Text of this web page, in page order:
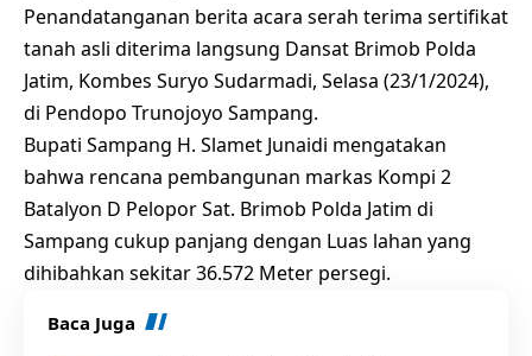
Penandatanganan berita acara serah terima sertifikat
tanah asli diterima langsung Dansat Brimob Polda
Jatim, Kombes Suryo Sudarmadi, Selasa (23/1/2024),
di Pendopo Trunojoyo Sampang.
Bupati Sampang H. Slamet Junaidi mengatakan
bahwa rencana pembangunan markas Kompi 2
Batalyon D Pelopor Sat. Brimob Polda Jatim di
Sampang cukup panjang dengan Luas lahan yang
dihibahkan sekitar 36.572 Meter persegi.
Baca Juga